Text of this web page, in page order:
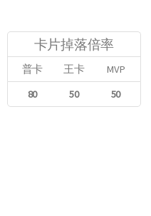
卡片掉落倍率
普卡 王卡
MVP
80
50 50